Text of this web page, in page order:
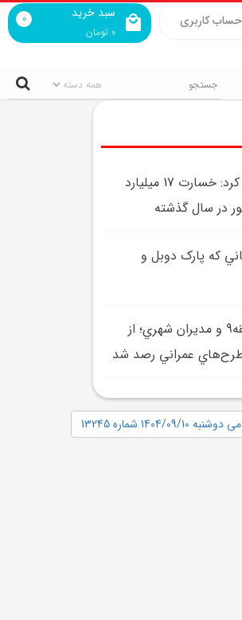
سبد خرید
0 تومان
0 کاربری
وزارت بهداشت اعلام کرد: خسارت 17 ميليارد
در سال گذشته
که پارک دوبل و
با حضور شهردار منطقه9 و مديران شهري؛ از
طرح‌هاي عمراني رصد شد
10 شماره 13245